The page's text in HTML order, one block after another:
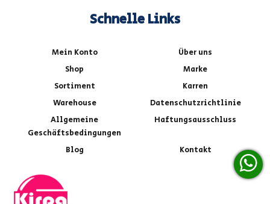
Schnelle Links
Mein Konto
Über uns
Shop
Marke
Sortiment
Karren
Warehouse
Datenschutzrichtlinie
Allgemeine
Geschäftsbedingungen
Haftungsausschluss
Blog Kontakt